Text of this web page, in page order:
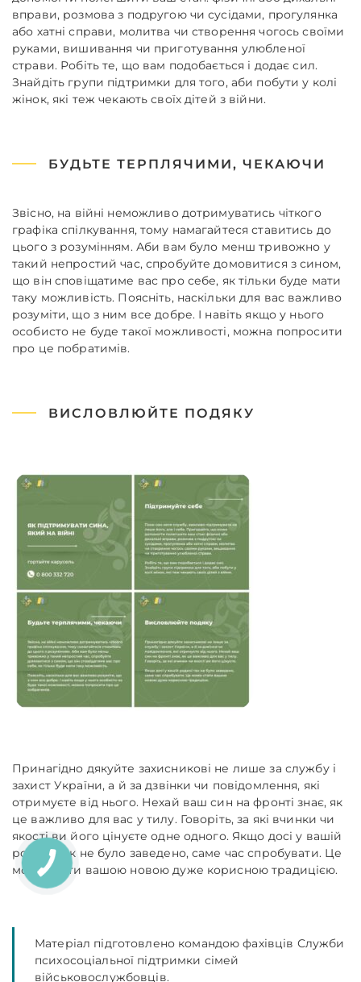
вправи, розмова з подругою чи сусідами, прогулянка
або хатні справи, молитва чи створення чогось своїми
руками, вишивання чи приготування улюбленої
страви. Робіть те, що вам подобається і додає сил.
Знайдіть групи підтримки для того, аби побути у колі
жінок, які теж чекають своїх дітей з війни.
БУДЬТЕ ТЕРПЛЯЧИМИ, ЧЕКАЮЧИ
Звісно, на війні неможливо дотримуватись чіткого
графіка спілкування, тому намагайтеся ставитись до
цього з розумінням. Аби вам було менш тривожно у
такий непростий час, спробуйте домовитися з сином,
що він сповіщатиме вас про себе, як тільки буде мати
таку можливість. Поясніть, наскільки для вас важливо
розуміти, що з ним все добре. І навіть якщо у нього
особисто не буде такої можливості, можна попросити
про це побратимів.
ВИСЛОВЛЮЙТЕ ПОДЯКУ
Принагідно дякуйте захисникові не лише за службу і
захист України, а й за дзвінки чи повідомлення, які
отримуєте від нього. Нехай ваш син на фронті знає, як
це важливо для вас у тилу. Говоріть, за які вчинки чи
якості ви його цінуєте одне одного. Якщо досі у вашій
родині так не було заведено, саме час спробувати. Це
може стати вашою новою дуже корисною традицією.
Матеріал підготовлено командою фахівців Служби
психосоціальної підтримки сімей
військовослужбовців.